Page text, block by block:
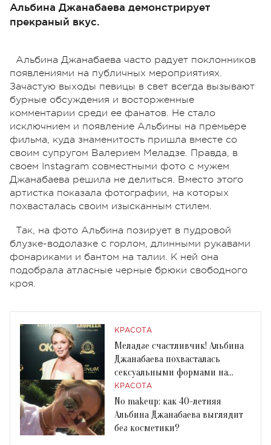
Альбина Джанабаева демонстрирует
прекраный вкус.
Альбина Джанабаева часто радует поклонников
появлениями на публичных мероприятиях.
Зачастую выходы певицы в свет всегда вызывают
бурные обсуждения и восторженные
комментарии среди ее фанатов. Не стало
исключнием и появление Альбины на премьере
фильма, куда знаменитость пришла вместе со
своим супругом Валерием Меладзе. Правда, в
своем Instagram совместными фото с мужем
Джанабаева решила не делиться. Вместо этого
артистка показала фотографии, на которых
похвасталась своим изысканным стилем.
Так, на фото Альбина позирует в пудровой
блузке-водолазке с горлом, длинными рукавами
фонариками и бантом на талии. К ней она
подобрала атласные черные брюки свободного
кроя.
КРАСОТА
Меладзе счастливчик! Альбина
Джанабаева похвасталась
сексуальными формами на
красной дорожке
КРАСОТА
No makeup: как 40-летняя
Альбина Джанабаева выглядит
без косметики?